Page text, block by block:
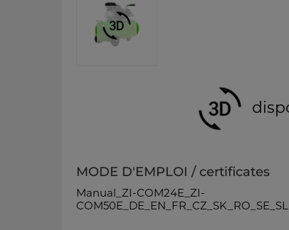
MODE D'EMPLOI / certificates
Manual_ZI-COM24E_ZI-